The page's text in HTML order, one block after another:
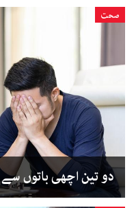
صحت
دو تین اچھی باتوں